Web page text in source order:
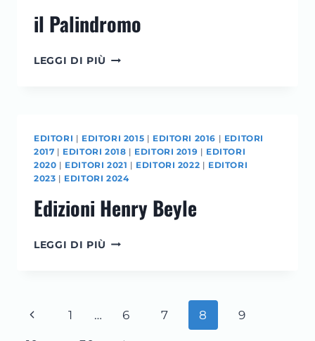
il Palindromo
LEGGI DI PIÙ
EDITORI | EDITORI 2015 | EDITORI 2016 | EDITORI
2017 | EDITORI 2018 | EDITORI 2019 | EDITORI
2020 | EDITORI 2021 | EDITORI 2022 | EDITORI
2023 | EDITORI 2024
Edizioni Henry Beyle
LEGGI DI PIÙ EDIZIONI
Navigazione
Pagina 1 … 6 7 8 9